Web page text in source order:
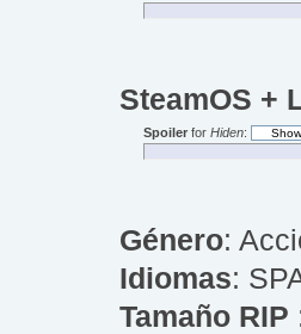
SteamOS +
Spoilerfor Hiden:
Género:
Idiomas:
Tamaño RIP